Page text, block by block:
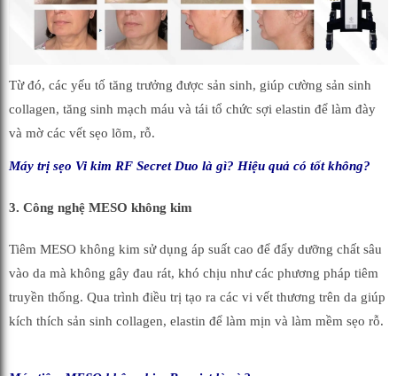
Từ đó, các yếu tố tăng trưởng được sản sinh, giúp cường sản sinh
collagen, tăng sinh mạch máu và tái tổ chức sợi elastin để làm đày
và mờ các vết sẹo lõm, rỗ.
Máy trị sẹo Vi kim RF Secret Duo là gì? Hiệu quả có tốt không?
3. Công nghệ MESO không kim
Tiêm MESO không kim sử dụng áp suất cao để đẩy dưỡng chất sâu
vào da mà không gây đau rát, khó chịu như các phương pháp tiêm
truyền thống. Qua trình điều trị tạo ra các vi vết thương trên da giúp
kích thích sản sinh collagen, elastin để làm mịn và làm mềm sẹo rỗ.